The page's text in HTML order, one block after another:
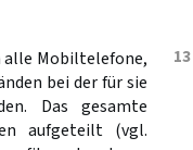
13
alle Mobiltelefone,
bei der für sie
Das gesamte
aufgeteilt (vgl.